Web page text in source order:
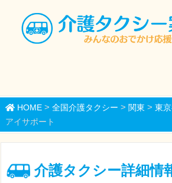
HOME> 全国介護タクシー > 関東 > 東
アイサポート
介護タクシー詳細情